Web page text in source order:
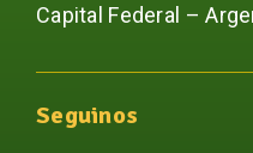
Capital Federal –
Seguinos